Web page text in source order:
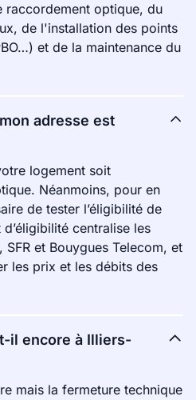
raccordement optique, du
de l'installation des points
et de la maintenance du
adresse est
logement soit
Néanmoins, pour en
de tester l’éligibilité de
centralise les
SFR et Bouygues Telecom, et
les prix et les débits des
il encore à Illiers-
mais la fermeture technique